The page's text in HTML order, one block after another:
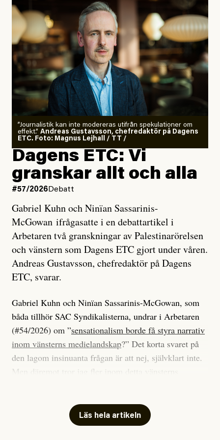
”Journalistik kan inte modereras utifrån spekulationer om
effekt.” Andreas Gustavsson, chefredaktör på Dagens
ETC. Foto: Magnus Lejhall / TT /
Dagens ETC: Vi
granskar allt och alla
#57/2026 Debatt
Gabriel Kuhn och Ninïan Sassarinis-
McGowan ifrågasatte i en debattartikel i
Arbetaren två granskningar av Palestinarörelsen
och vänstern som Dagens ETC gjort under våren.
Andreas Gustavsson, chefredaktör på Dagens
ETC, svarar.
Gabriel Kuhn och Ninïan Sassarinis-McGowan, som
båda tillhör SAC Syndikalisterna, undrar i Arbetaren
(#54/2026) om ”sensationalism borde få styra narrativ
inom vänsterns medielandskap?” Det korta svaret på
den lagom insinuanta frågan är att nej, självklart inte.
Men däremot tror jag fler inom detta vänsterns
journalistik som vänder sig till många snarare än att
jaga inbördes beundran. Det har i alla fall fungerat för
Läs hela artikeln